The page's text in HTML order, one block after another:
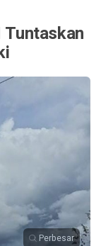
Tuntaskan
Perbesar